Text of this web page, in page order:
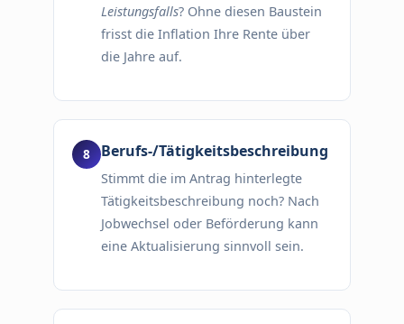
Leistungsfalls? Ohne diesen Baustein
frisst die Inflation Ihre Rente über
die Jahre auf.
Berufs-/Tätigkeitsbeschreibung
Stimmt die im Antrag hinterlegte
Tätigkeitsbeschreibung noch? Nach
Jobwechsel oder Beförderung kann
eine Aktualisierung sinnvoll sein.